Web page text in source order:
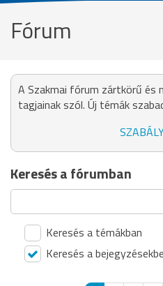
Fórum
A Szakmai fórum zártkörű és
tagjainak szól. Új témák
Keresés a fórumban
Keresés a témákban
Keresés a